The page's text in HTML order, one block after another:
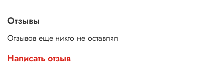
Отзывы
Отзывов еще никто не оставлял
Написать отзыв